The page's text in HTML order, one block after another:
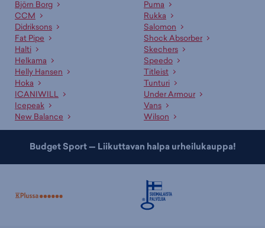
alustavasti maksutta ja saat erillisen ilmoituksen kun se on
noudettavissa.
Asiakaspalvelumme ja myyjämme auttavat oikean tuotteen
valinnassa
Ammattitaitoinen asiakaspalvelumme sekä kauppojemme
asiantuntevat myyjät palvelevat sinua mielellään sopivan tuotteen ja
koon etsinnässä. Lisäksi meillä on useille tuotteille erinomaiset
valintaoppaat
, jotka auttavat sopivan tuotteen valinnassa.
Björn Borg
CCM
Didriksons
Fat Pipe
Halti
Helkama
Helly Hansen
Hoka
ICANIWILL
Icepeak
New Balance
Puma
Rukka
Salomon
Shock Absorber
Skechers
Speedo
Titleist
Tunturi
Under Armour
Vans
Wilson
Budget Sport — Liikuttavan halpa urheilukauppa!